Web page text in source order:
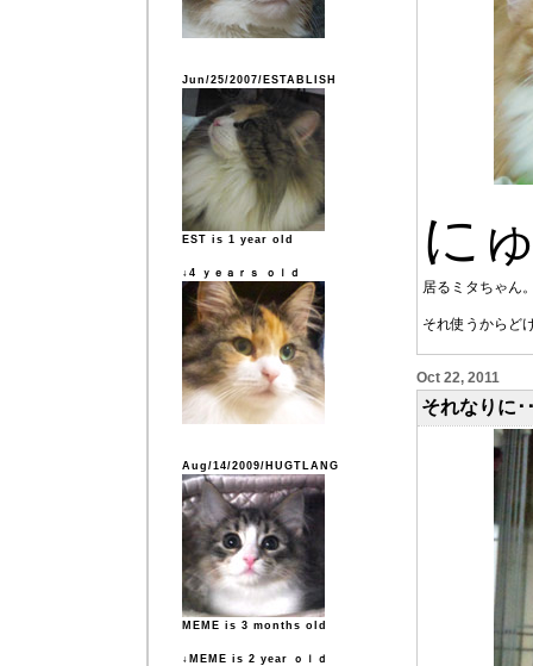
Jun/25/2007/ESTABLISH
EST is 1 year old
↓4 ｙｅａｒｓ ｏｌｄ
Aug/14/2009/HUGTLANG
MEME is 3 months old
↓MEME is 2 year ｏｌｄ
に
居るミタちゃん
それ使うからど
Oct 22, 2011
それなりに･